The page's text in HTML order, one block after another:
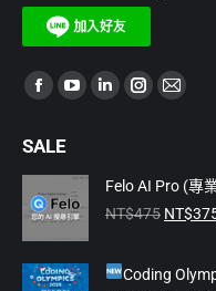
Find us on:
Facebook
opens
new
window
YouTube
in
new
window
Linkedin
in
new
Instagram
in
new
Mail
in
new
SALE
Felo AI Pro (專
NT$475 原
格：
NT$
Coding